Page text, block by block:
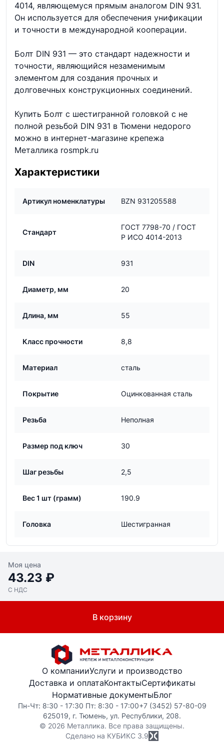
4014, являющемуся прямым аналогом DIN 931.
Он используется для обеспечения унификации
и точности в международной кооперации.
Болт DIN 931 — это стандарт надежности и
точности, являющийся незаменимым
элементом для создания прочных и
долговечных конструкционных соединений.
Купить Болт с шестигранной головкой с не
полной резьбой DIN 931 в Тюмени недорого
можно в интернет-магазине крепежа
Металлика rosmpk.ru
Характеристики
Артикул номенклатуры BZN 931205588
Стандарт
ГОСТ 7798-70 / ГОСТ
Р ИСО 4014-2013
DIN 931
Диаметр, мм 20
Длина, мм 55
Класс прочности 8,8
Материал сталь
Покрытие Оцинкованная сталь
Резьба Неполная
Размер под ключ 30
Шаг резьбы 2,5
Вес 1 шт (грамм) 190.9
Головка Шестигранная
Моя цена
43.23 ₽
С НДС
В корзину
О компанииУслуги и производство
Доставка и оплатаКонтактыСертификаты
Нормативные документыБлог
Пн-Чт: 8:30 - 17:30 Пт: 8:30 - 17:00+7 (3452) 57-80-09
625019, г. Тюмень, ул. Республики, 208.
© 2026 Металлика. Все права защищены.
Сделано на КУБИКС 3.9